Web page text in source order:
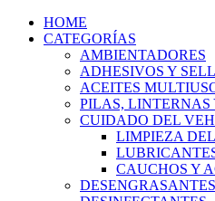
HOME
CATEGORÍAS
AMBIENTADORES
ADHESIVOS Y
ACEITES
PILAS, LINTERNAS
CUIDADO DEL
LIMPIEZA
CAUCHOS Y